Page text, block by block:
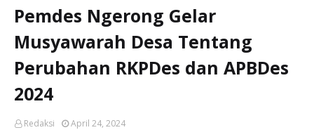
Pemdes Ngerong Gelar
Musyawarah Desa Tentang
Perubahan RKPDes dan APBDes
2024
Redaksi April 24, 2024